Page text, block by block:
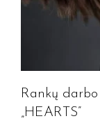
Rankų
„HEARTS”